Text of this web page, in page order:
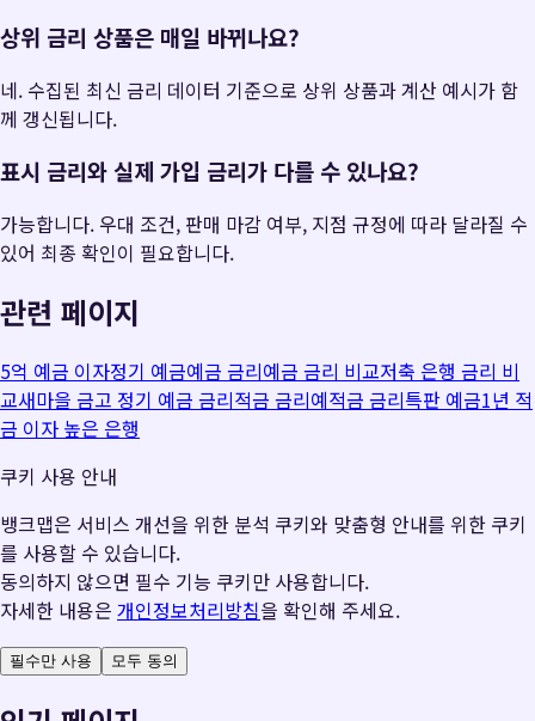
상위 금리 상품은 매일 바뀌나요?
네. 수집된 최신 금리 데이터 기준으로 상위 상품과 계산 예시가 함
께 갱신됩니다.
표시 금리와 실제 가입 금리가 다를 수 있나요?
가능합니다. 우대 조건, 판매 마감 여부, 지점 규정에 따라 달라질 수
있어 최종 확인이 필요합니다.
관련 페이지
5억 예금 이자정기 예금예금 금리예금 금리 비교저축 은행 금리 비
교새마을 금고 정기 예금 금리적금 금리예적금 금리특판 예금1년 적
금 이자 높은 은행
쿠키 사용 안내
뱅크맵은 서비스 개선을 위한 분석 쿠키와 맞춤형 안내를 위한 쿠키
를 사용할 수 있습니다.
동의하지 않으면 필수 기능 쿠키만 사용합니다.
자세한 내용은 개인정보처리방침을 확인해 주세요.
필수만 사용 모두 동의